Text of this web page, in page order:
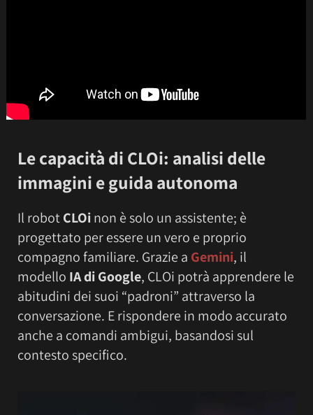
Le capacità di CLOi: analisi delle
immagini e guida autonoma
Il robotCLOinon è solo un assistente; è
progettato per essere un vero e proprio
compagno familiare. Grazie a Gemini, il
modello IA di Google, CLOi potrà apprendere le
abitudini dei suoi “padroni” attraverso la
conversazione. E rispondere in modo accurato
anche a comandi ambigui, basandosi sul
contesto specifico.